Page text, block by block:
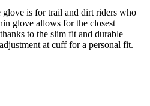
is for trail and dirt riders who
glove allows for the closest
to the slim fit and durable
at cuff for a personal fit.